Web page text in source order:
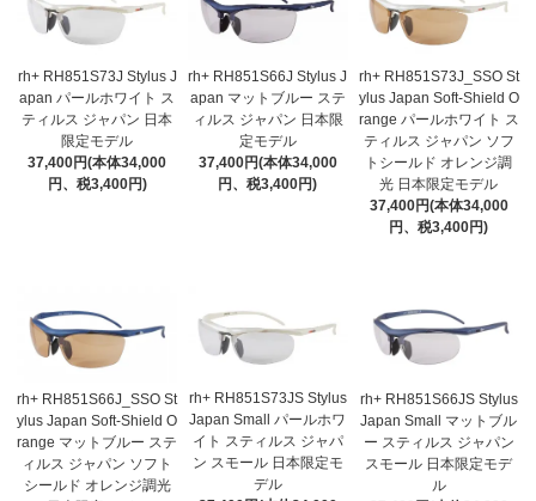
rh+ RH851S73J Stylus J
apan パールホワイト ス
ティルス ジャパン 日本
限定モデル
37,400円(本体34,000
円、税3,400円)
rh+ RH851S66J Stylus J
apan マットブルー ステ
ィルス ジャパン 日本限
定モデル
37,400円(本体34,000
円、税3,400円)
rh+ RH851S73J_SSO St
ylus Japan Soft-Shield O
range パールホワイト ス
ティルス ジャパン ソフ
トシールド オレンジ調
光 日本限定モデル
37,400円(本体34,000
円、税3,400円)
rh+ RH851S66J_SSO St
ylus Japan Soft-Shield O
range マットブルー ステ
ィルス ジャパン ソフト
シールド オレンジ調光
rh+ RH851S73JS Stylus
Japan Small パールホワ
イト スティルス ジャパ
ン スモール 日本限定モ
デル
rh+ RH851S66JS Stylus
Japan Small マットブル
ー スティルス ジャパン
スモール 日本限定モデ
ル